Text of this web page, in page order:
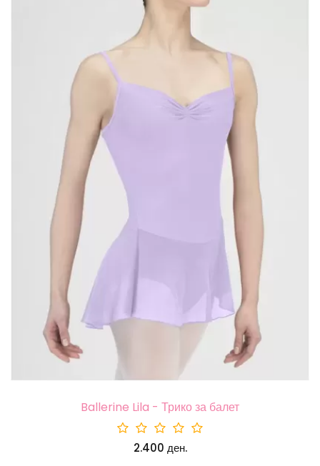
Ballerine Lila - Трико за балет
2.400 ден.